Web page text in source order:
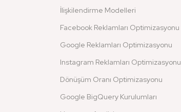
İlişkilendirme Modelleri
Facebook Reklamları Optimizasyonu
Google Reklamları Optimizasyonu
Instagram Reklamları Optimizasyonu
Dönüşüm Oranı Optimizasyonu
Google BigQuery Kurulumları